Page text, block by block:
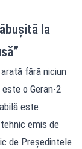
la
fără niciun
o Geran-2
este
emis de
de Președintele